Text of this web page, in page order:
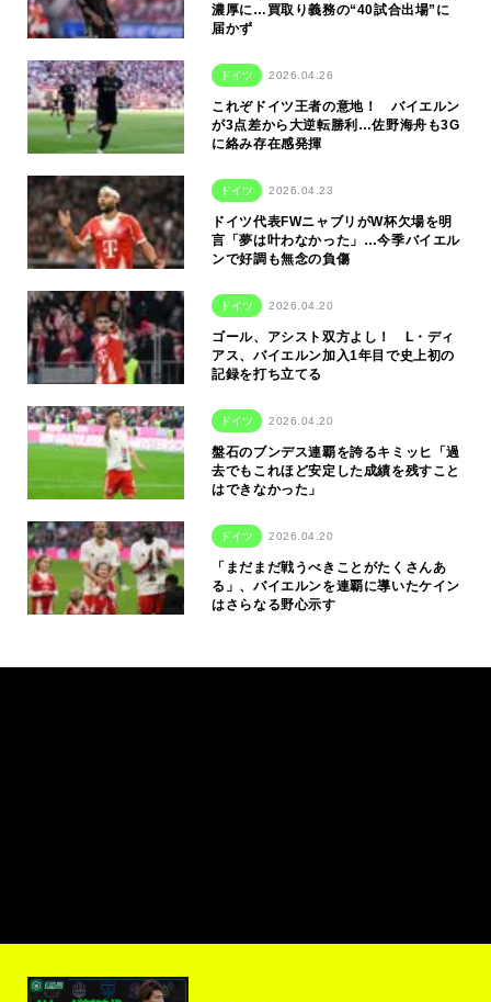
濃厚に…買取り義務の“40試合出場”に
届かず
ドイツ 2026.04.26
これぞドイツ王者の意地！ バイエルン
が3点差から大逆転勝利…佐野海舟も3G
に絡み存在感発揮
ドイツ 2026.04.23
ドイツ代表FWニャブリがW杯欠場を明
言「夢は叶わなかった」…今季バイエル
ンで好調も無念の負傷
ドイツ 2026.04.20
ゴール、アシスト双方よし！ L・ディ
アス、バイエルン加入1年目で史上初の
記録を打ち立てる
ドイツ 2026.04.20
盤石のブンデス連覇を誇るキミッヒ「過
去でもこれほど安定した成績を残すこと
はできなかった」
ドイツ 2026.04.20
「まだまだ戦うべきことがたくさんあ
る」、バイエルンを連覇に導いたケイン
はさらなる野心示す